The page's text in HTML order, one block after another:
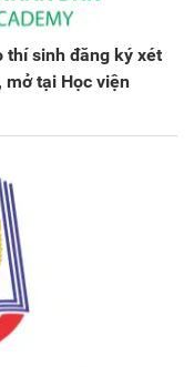
thí sinh đăng ký xét
mở tại Học viện